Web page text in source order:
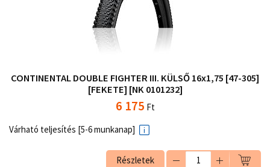
CONTINENTAL DOUBLE FIGHTER III. KÜLSŐ 16x1,75 [47-305]
[FEKETE] [NK 0101232]
6 175 Ft
Várható teljesítés [5-6 munkanap]
Részletek